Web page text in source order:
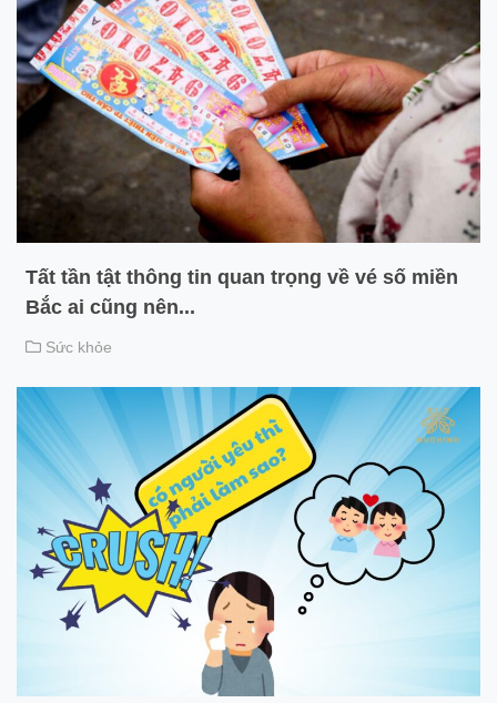
Tất tần tật thông tin quan trọng về vé số miền
Bắc ai cũng nên...
Sức khỏe